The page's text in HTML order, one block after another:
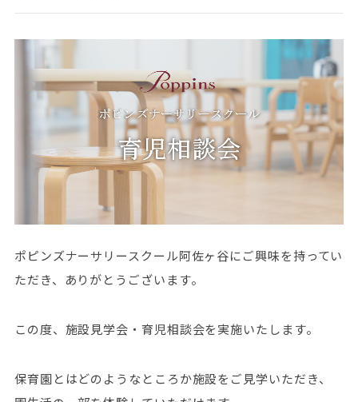
ポピンズナーサリースクール阿佐ヶ谷にご興味を持ってい
ただき、ありがとうございます。
この度、施設見学会・育児相談会を実施いたします。
保育園とはどのようなところか施設をご見学いただき、